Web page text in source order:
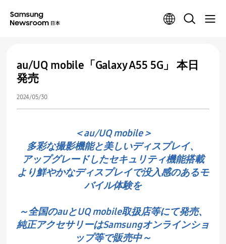
au/UQ mobile「Galaxy A55 5G」 本日
発売
2024/05/30
＜au/UQ mobile＞
多彩な撮影機能と美しいディスプレイ、
アップグレードしたセキュリティ機能搭載
より鮮やかなディスプレイで没入感のあるモ
バイル体験を
～全国のauとUQ mobile取扱店等にて発売、
純正アクセサリーはSamsungオンラインショ
ップ等で販売中～